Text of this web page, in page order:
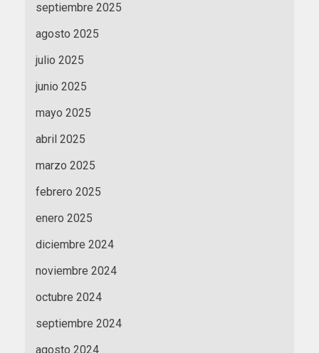
septiembre 2025
agosto 2025
julio 2025
junio 2025
mayo 2025
abril 2025
marzo 2025
febrero 2025
enero 2025
diciembre 2024
noviembre 2024
octubre 2024
septiembre 2024
agosto 2024